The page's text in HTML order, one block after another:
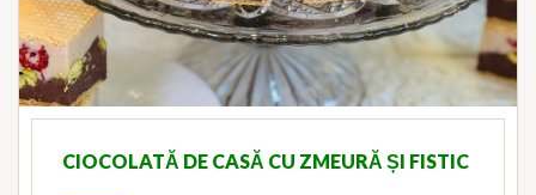
CIOCOLATĂ DE CASĂ CU ZMEURĂ ȘI FISTIC